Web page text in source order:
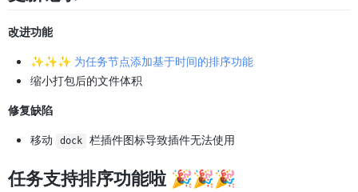
改进功能
✨✨✨ 为任务节点添加基于时间的排序功能
缩小打包后的文件体积
修复缺陷
移动
dock 栏插件图标导致插件无法使用
任务支持排序功能啦 🎉🎉🎉